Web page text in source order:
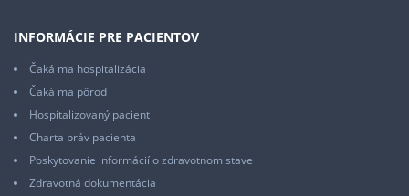
INFORMÁCIE PRE PACIENTOV
Čaká ma hospitalizácia
Čaká ma pôrod
Hospitalizovaný pacient
Charta práv pacienta
Poskytovanie informácií o zdravotnom stave
Zdravotná dokumentácia